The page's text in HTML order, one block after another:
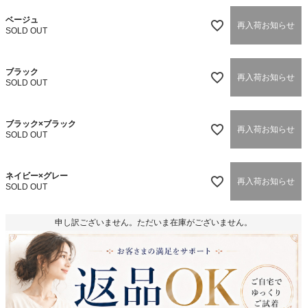
ベージュ
SOLD OUT
再入荷お知らせ
ブラック
SOLD OUT
再入荷お知らせ
ブラック×ブラック
SOLD OUT
再入荷お知らせ
ネイビー×グレー
SOLD OUT
再入荷お知らせ
申し訳ございません。ただいま在庫がございません。